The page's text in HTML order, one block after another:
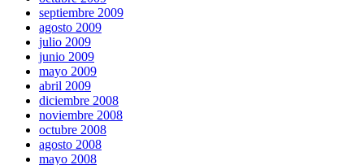
septiembre 2009
agosto 2009
julio 2009
junio 2009
mayo 2009
abril 2009
diciembre 2008
noviembre 2008
octubre 2008
agosto 2008
mayo 2008